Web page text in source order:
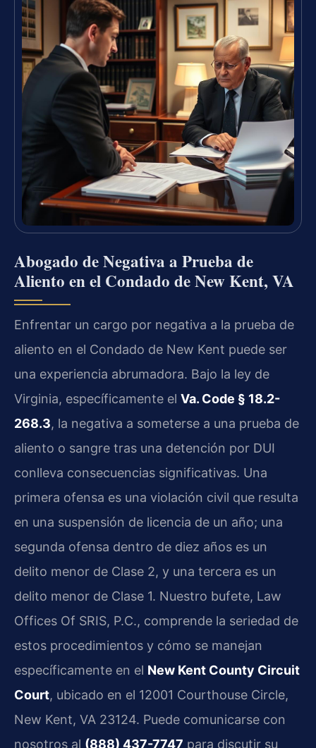
Abogado de Negativa a Prueba de
Aliento en el Condado de New Kent, VA
Enfrentar un cargo por negativa a la prueba de
aliento en el Condado de New Kent puede ser
una experiencia abrumadora. Bajo la ley de
Virginia, específicamente el Va. Code § 18.2-
268.3, la negativa a someterse a una prueba de
aliento o sangre tras una detención por DUI
conlleva consecuencias significativas. Una
primera ofensa es una violación civil que resulta
en una suspensión de licencia de un año; una
segunda ofensa dentro de diez años es un
delito menor de Clase 2, y una tercera es un
delito menor de Clase 1. Nuestro bufete, Law
Offices Of SRIS, P.C., comprende la seriedad de
estos procedimientos y cómo se manejan
específicamente en el New Kent County Circuit
Court, ubicado en el 12001 Courthouse Circle,
New Kent, VA 23124. Puede comunicarse con
nosotros al (888) 437-7747 para discutir su